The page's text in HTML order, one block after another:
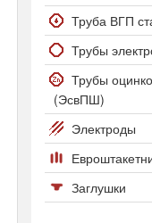
Труба ВГП
Трубы
Трубы
(ЭсвПШ)
Электроды
Заглушки